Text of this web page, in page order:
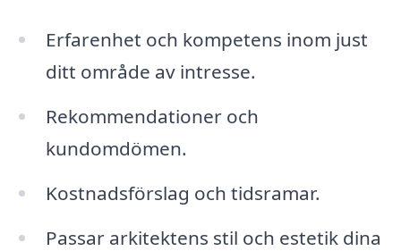
Erfarenhet och kompetens inom just
ditt område av intresse.
Rekommendationer och
kundomdömen.
Kostnadsförslag och tidsramar.
Passar arkitektens stil och estetik dina